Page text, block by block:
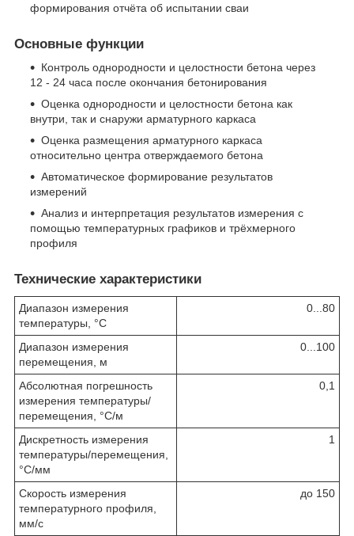
формирования отчёта об испытании сваи
Основные функции
Контроль однородности и целостности бетона через
12 - 24 часа после окончания бетонирования
Оценка однородности и целостности бетона как
внутри, так и снаружи арматурного каркаса
Оценка размещения арматурного каркаса
относительно центра отверждаемого бетона
Автоматическое формирование результатов
измерений
Анализ и интерпретация результатов измерения с
помощью температурных графиков и трёхмерного
профиля
Технические характеристики
Диапазон измерения
температуры, °С
0...80
Диапазон измерения
перемещения, м
0...100
Абсолютная погрешность
измерения температуры/
перемещения, °С/м
0,1
Дискретность измерения
температуры/перемещения,
°С/мм
1
Скорость измерения
температурного профиля,
мм/с
до 150